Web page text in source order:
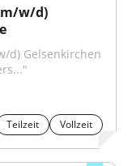
w/d)
d) Gelsenkirchen
Teilzeit Vollzeit